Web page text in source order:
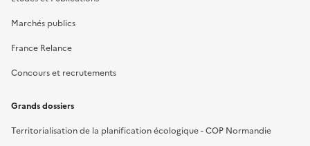
Marchés publics
France Relance
Concours et recrutements
Grands dossiers
Territorialisation de la planification écologique - COP Normandie